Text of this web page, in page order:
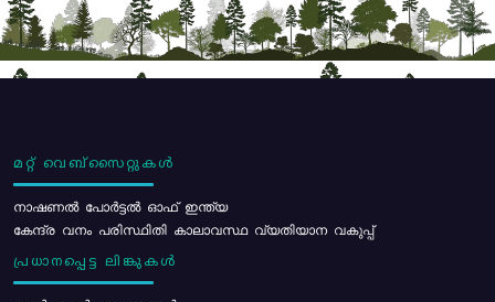
മറ്റ് വെബ്സൈറ്റുകൾ
നാഷണൽ പോർട്ടൽ ഓഫ് ഇന്ത്യ
കേന്ദ്ര വനം പരിസ്ഥിതി കാലാവസ്ഥ വ്യതിയാന വകുപ്പ്
പ്രധാനപ്പെട്ട ലിങ്കുകൾ